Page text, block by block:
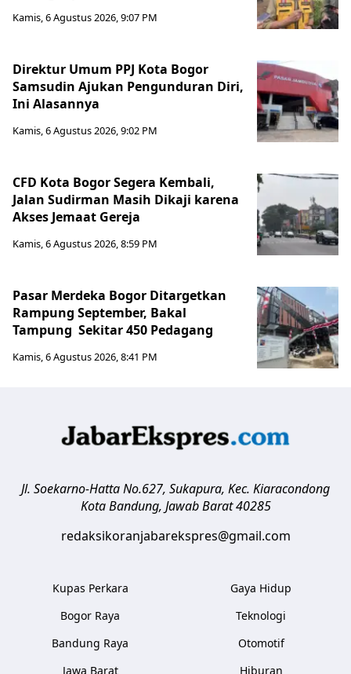
Kamis, 6 Agustus 2026, 9:07 PM
Direktur Umum PPJ Kota Bogor
Samsudin Ajukan Pengunduran Diri,
Ini Alasannya
Kamis, 6 Agustus 2026, 9:02 PM
CFD Kota Bogor Segera Kembali,
Jalan Sudirman Masih Dikaji karena
Akses Jemaat Gereja
Kamis, 6 Agustus 2026, 8:59 PM
Pasar Merdeka Bogor Ditargetkan
Rampung September, Bakal
Tampung Sekitar 450 Pedagang
Kamis, 6 Agustus 2026, 8:41 PM
Jl. Soekarno-Hatta No.627, Sukapura, Kec. Kiaracondong
Kota Bandung, Jawab Barat 40285
redaksikoranjabarekspres@gmail.com
Kupas Perkara
Bogor Raya
Bandung Raya
Jawa Barat
Gaya Hidup
Teknologi
Otomotif
Hiburan